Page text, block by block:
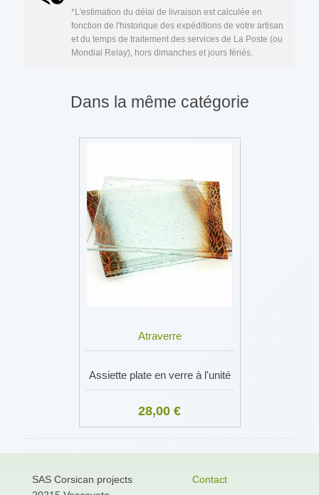
*L'estimation du délai de livraison est calculée en
fonction de l'historique des expéditions de votre artisan
et du temps de traitement des services de La Poste (ou
Mondial Relay), hors dimanches et jours fériés.
Dans la même catégorie
Atraverre
Assiette plate en verre à l'unité
28,00 €
SAS Corsican projects
Contact